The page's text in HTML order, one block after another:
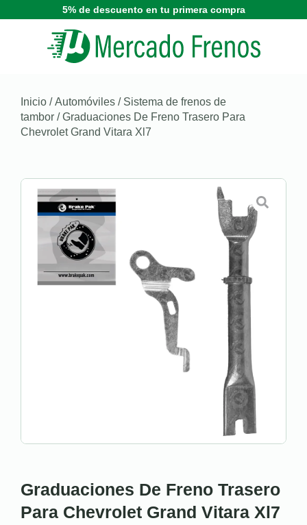
5% de descuento en tu primera compra
Inicio /Automóviles / Sistema de frenos de
tambor / Graduaciones De Freno Trasero Para
Chevrolet Grand Vitara Xl7
Graduaciones De Freno Trasero
Para Chevrolet Grand Vitara Xl7